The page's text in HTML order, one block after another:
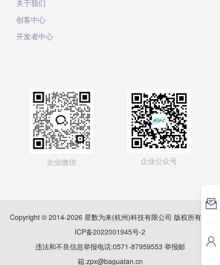
关于我们
创客中心
开发者中心
企业微信 企业公众号
Copyright © 2014-2026 星数为来(杭州)科技有限公司 版权所有
ICP备2022001945号-2
违法和不良信息举报电话:0571-87959553 举报邮
箱:zpx@baguatan.cn

